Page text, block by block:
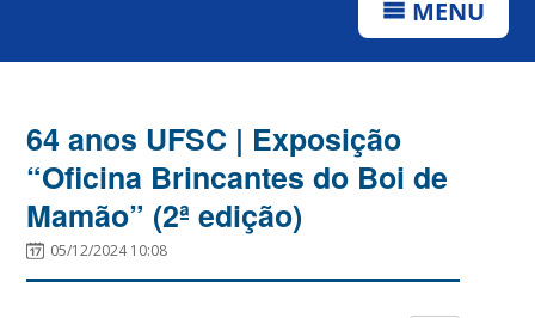
MENU
64 anos UFSC | Exposição
“Oficina Brincantes do Boi de
Mamão” (2ª edição)
05/12/2024 10:08